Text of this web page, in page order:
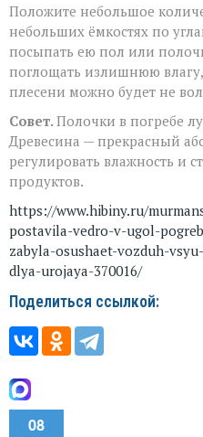
Положите небольшое
небольших ёмкостях по
посыпать ею пол или
поглощать излишнюю
плесени можно будет не
Совет. Полочки в погребе
Древесина — прекрасный
регулировать влажность и
продуктов.
https://www.hibiny.ru/
postavila-vedro-v-ugol-
zabyla-osushaet-vozduh-
dlya-urojaya-370016/
Поделиться ссылкой:
08